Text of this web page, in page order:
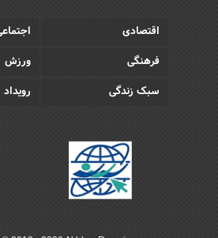
اقتصادی
فرهنگی
ورزش
سبک زندگی
رویداد